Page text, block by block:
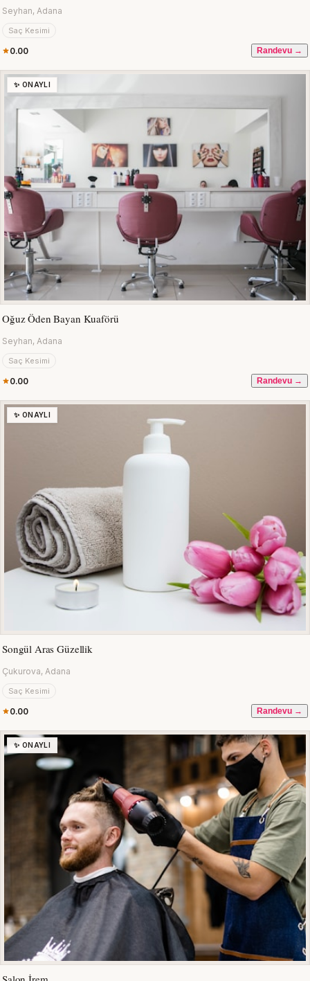
Seyhan, Adana
Saç Kesimi
0.00 Randevu →
✨ ONAYLI
Oğuz Öden Bayan Kuaförü
Seyhan, Adana
Saç Kesimi
0.00 Randevu →
✨ ONAYLI
Songül Aras Güzellik
Çukurova, Adana
Saç Kesimi
0.00 Randevu →
✨ ONAYLI